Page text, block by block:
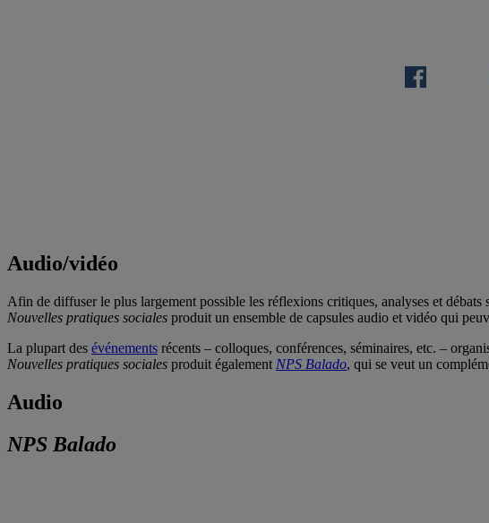
Audio/vidéo
Afin de diffuser le plus largement possible les réflexions critiques, analyses et
Nouvelles pratiques sociales produit un ensemble de capsules audio et vidéo qui
La plupart des événements récents – colloques, conférences, séminaires, etc. –
Nouvelles pratiques sociales produit également NPS Balado, qui se veut un
Audio
NPS Balado